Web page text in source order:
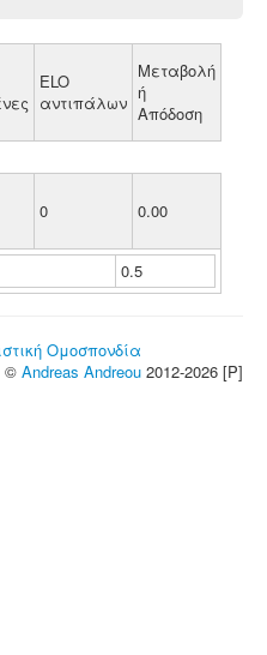
ELO
αντιπάλων
Μεταβολή
ή
Απόδοση
0 0.00
0.5
Ομοσπονδία
© Andreas Andreou 2012-2026 [P]